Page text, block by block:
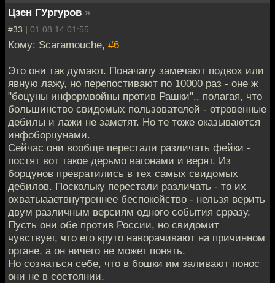
Цзен ГУргуров »
#33 | 01.08.14 01:55
Кому: Scaramouche, #6
Это они так думают. Поначалу замечают подвох или
явную лажу, но перепостивают по 10000 раз - оне ж
"боцуны информвойны против Рашки"., полагая, что
большинство свидомых пользователей - отровенные
дебилы и лажи не заметят. Но те тоже оказываются
инфоборцунами.
Сейчас они вообще перестали различать фейки -
постят вот такое дерьмо вагонами и верят. Из
борцунов превратились в тех самых свидомых
дебилов. Поскольку перестали различать - то их
охватыааетвнутреннее беспокойство - нельзя верить
двум различным версиям одного события срразу.
Пусть они обе против России, но свидомит
чувствует, что его круто наворачивают на причинном
органе, а он ничего не может понять.
Но сознаться себе, что в бошки им заливают понос
они не в состоянии.